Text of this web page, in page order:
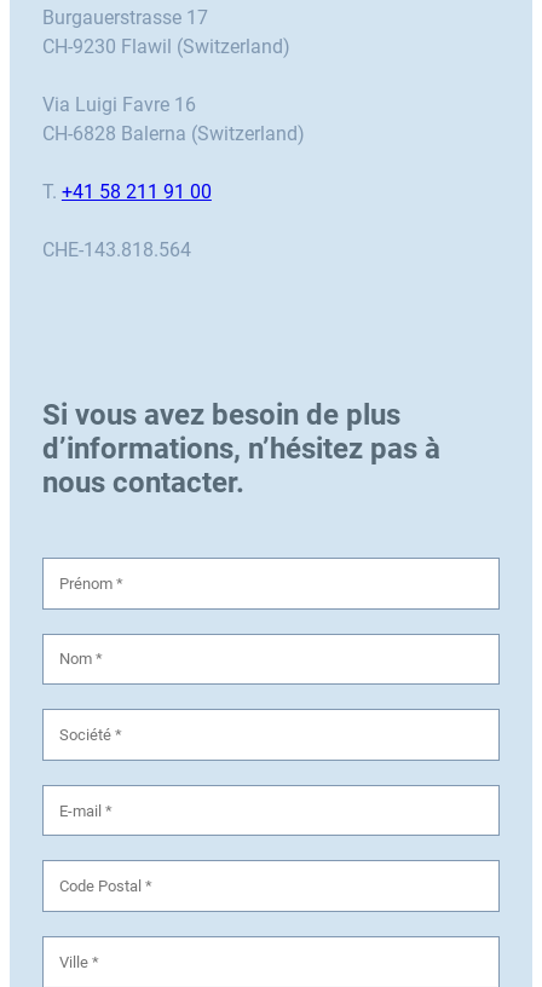
Burgauerstrasse 17
CH-9230 Flawil (Switzerland)
Via Luigi Favre 16
CH-6828 Balerna (Switzerland)
T. +41 58 211 91 00
CHE-143.818.564
Si vous avez besoin de plus
d’informations, n’hésitez pas à
nous contacter.